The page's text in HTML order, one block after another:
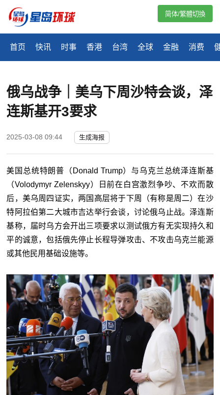
首页 快讯 时事 香港 台湾 全球 金融 消费
简体/繁體切換
俄乌战争｜美乌下周沙特会谈，泽
连斯基开3要求
2025-03-08 09:44 生成海报
美国总统特朗普（Donald Trump）与乌克兰总统泽连斯基
（Volodymyr Zelenskyy）日前在白宫激烈争吵、不欢而散
后，美乌周四证实，两国高层将于下周（有称是周二）在沙
特阿拉伯第二大城市吉达举行会谈，讨论俄乌止战。泽连斯
基称，届时乌方会开出三项要求以测试俄方有无实现持久和
平的诚意，包括俄先停止长程导弹攻击、不攻击乌克兰能源
或其他民用基础设施等。